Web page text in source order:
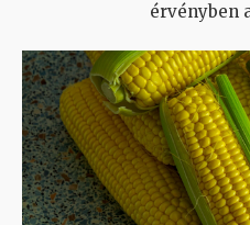
érvényben